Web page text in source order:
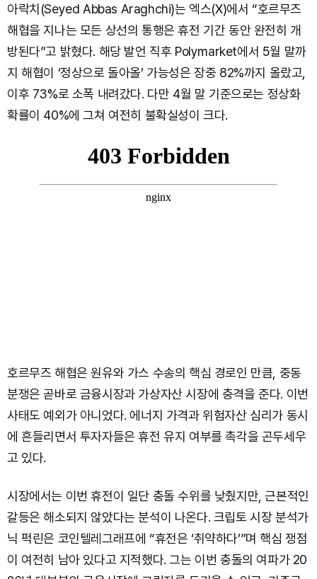
아락치(Seyed Abbas Araghchi)는 엑스(X)에서 “호르무즈
해협을 지나는 모든 상선의 통행은 휴전 기간 동안 완전히 개
방된다”고 밝혔다. 해당 발언 직후 Polymarket에서 5월 말까
지 해협이 ‘정상으로 돌아올’ 가능성은 장중 82%까지 올랐고,
이후 73%로 소폭 내려갔다. 다만 4월 말 기준으로는 정상화
확률이 40%에 그쳐 여전히 불확실성이 크다.
호르무즈 해협은 원유와 가스 수송의 핵심 경로인 만큼, 중동
분쟁은 곧바로 금융시장과 가상자산 시장에 충격을 준다. 이번
사태도 예외가 아니었다. 에너지 가격과 위험자산 심리가 동시
에 흔들리면서 투자자들은 휴전 유지 여부를 촉각을 곤두세우
고 있다.
시장에서는 이번 휴전이 일단 충돌 수위를 낮췄지만, 근본적인
갈등은 해소되지 않았다는 분석이 나온다. 크립토 시장 분석가
닉 퍽린은 코인텔레그래프에 “휴전은 ‘취약하다’”며 핵심 쟁점
이 여전히 남아 있다고 지적했다. 그는 이번 충돌의 여파가 20